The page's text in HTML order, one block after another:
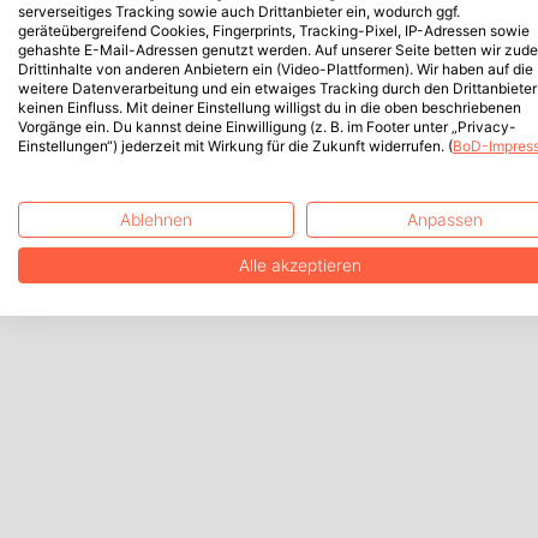
serverseitiges Tracking sowie auch Drittanbieter ein, wodurch ggf.
geräteübergreifend Cookies, Fingerprints, Tracking-Pixel, IP-Adressen sowie
gehashte E-Mail-Adressen genutzt werden. Auf unserer Seite betten wir
Drittinhalte von anderen Anbietern ein (Video-Plattformen). Wir haben auf die
weitere Datenverarbeitung und ein etwaiges Tracking durch den Drittanbieter
keinen Einfluss. Mit deiner Einstellung willigst du in die oben beschriebenen
Vorgänge ein. Du kannst deine Einwilligung (z. B. im Footer unter „Privacy-
Einstellungen“) jederzeit mit Wirkung für die Zukunft widerrufen. (BoD-
Ablehnen Anpassen
Alle akzeptieren